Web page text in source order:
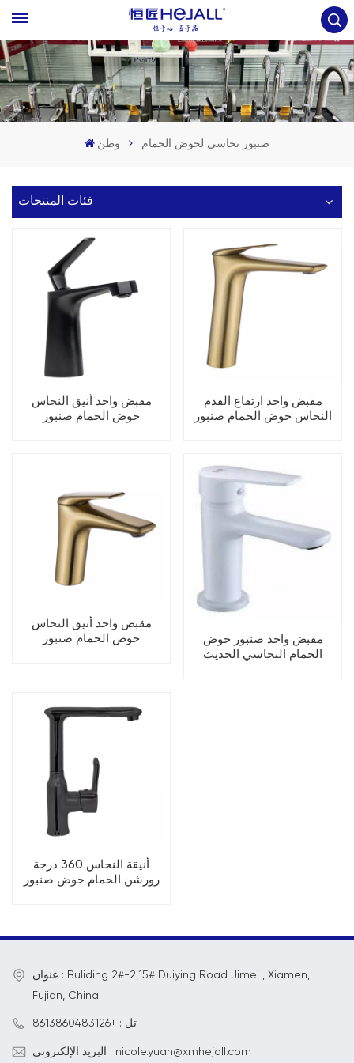
وطن صنبور نحاسي لحوض الحمام
فئات المنتجات
مقبض واحد أنيق النحاس
حوض الحمام صنبور
مقبض واحد ارتفاع القدم
النحاس حوض الحمام صنبور
مقبض واحد أنيق النحاس
حوض الحمام صنبور
مقبض واحد صنبور حوض
الحمام النحاسي الحديث
أنيقة النحاس 360 درجة
رورشن الحمام حوض صنبور
عنوان : Buliding 2#-2,15# Duiying Road Jimei , Xiamen,
Fujian, China
تل : +8613860483126
البريد الإلكتروني : nicole.yuan@xmhejall.com